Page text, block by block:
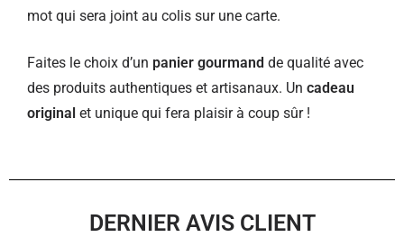
mot qui sera joint au colis sur une carte.
Faites le choix d’un panier gourmand de qualité avec
des produits authentiques et artisanaux. Un cadeau
original et unique qui fera plaisir à coup sûr !
DERNIER AVIS CLIENT